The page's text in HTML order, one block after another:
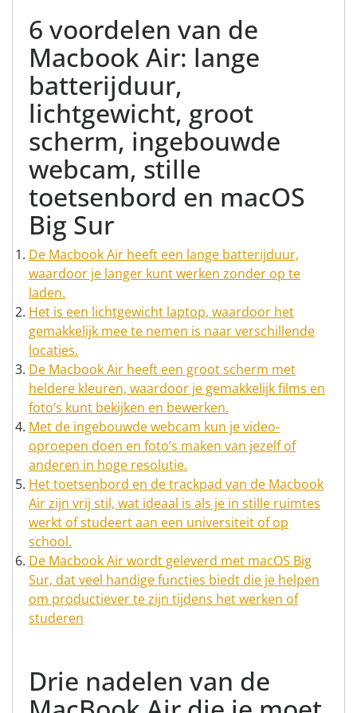
6 voordelen van de
Macbook Air: lange
batterijduur,
lichtgewicht, groot
scherm, ingebouwde
webcam, stille
toetsenbord en macOS
Big Sur
De Macbook Air heeft een lange batterijduur,
waardoor je langer kunt werken zonder op te
laden.
Het is een lichtgewicht laptop, waardoor het
gemakkelijk mee te nemen is naar verschillende
locaties.
De Macbook Air heeft een groot scherm met
heldere kleuren, waardoor je gemakkelijk films en
foto’s kunt bekijken en bewerken.
Met de ingebouwde webcam kun je video-
oproepen doen en foto’s maken van jezelf of
anderen in hoge resolutie.
Het toetsenbord en de trackpad van de Macbook
Air zijn vrij stil, wat ideaal is als je in stille ruimtes
werkt of studeert aan een universiteit of op
school.
De Macbook Air wordt geleverd met macOS Big
Sur, dat veel handige functies biedt die je helpen
om productiever te zijn tijdens het werken of
studeren
Drie nadelen van de